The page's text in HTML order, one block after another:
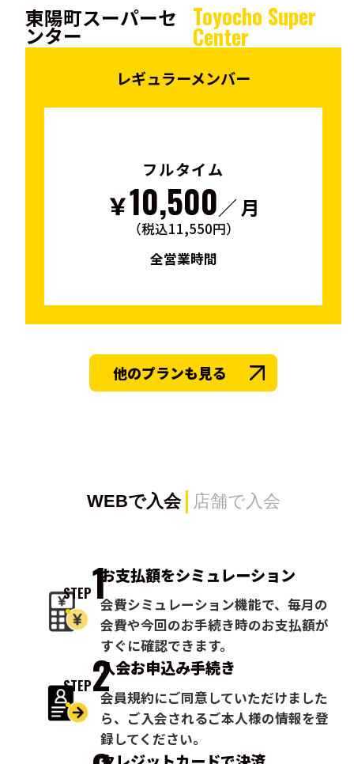
東陽町スーパーセ
ンター
Toyocho Super
Center
レギュラーメンバー
フルタイム
￥10,500／ 月
（税込11,550円）
全営業時間
他のプランも見る
WEBで入会 店舗で入会
STEP1お支払額をシミュレーション
会費シミュレーション機能で、毎月の
会費や今回のお手続き時のお支払額が
すぐに確認できます。
STEP2入会お申込み手続き
会員規約にご同意していただけました
ら、ご入会されるご本人様の情報を登
録してください。